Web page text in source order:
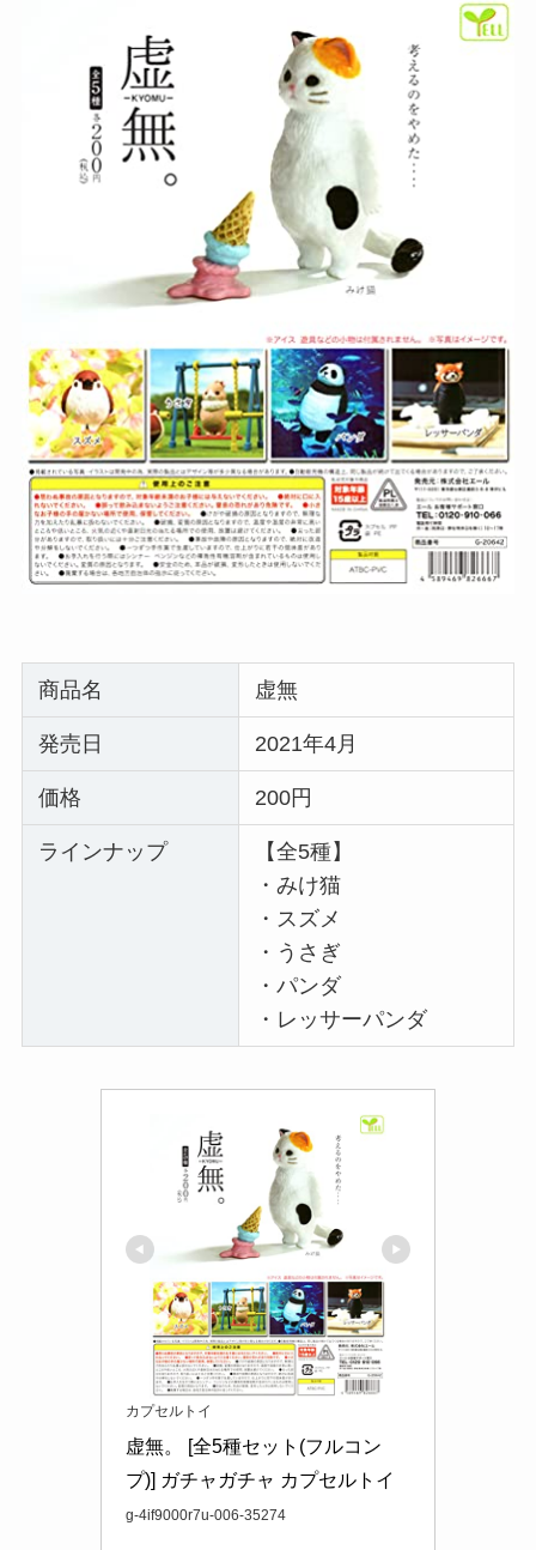
商品名 虚無
発売日 2021年4月
価格 200円
ラインナップ
【全5種】
・みけ猫
・スズメ
・うさぎ
・パンダ
・レッサーパンダ
カプセルトイ
虚無。 [全5種セット(フルコン
プ)] ガチャガチャ カプセルトイ
g-4if9000r7u-006-35274